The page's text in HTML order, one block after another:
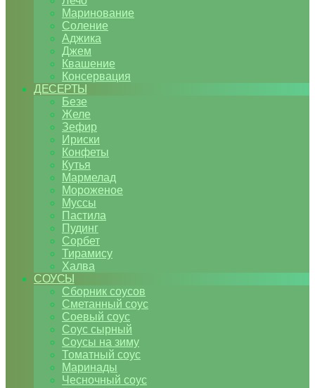
Маринование
Соление
Аджика
Джем
Квашение
Консервация
ДЕСЕРТЫ
Безе
Желе
Зефир
Ириски
Конфеты
Кутья
Мармелад
Мороженое
Муссы
Пастила
Пудинг
Сорбет
Тирамису
Халва
СОУСЫ
Сборник соусов
Сметанный соус
Соевый соус
Соус сырный
Соусы на зиму
Томатный соус
Маринады
Чесночный соус